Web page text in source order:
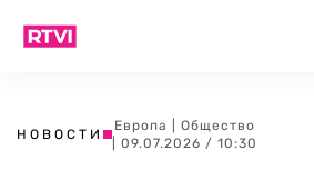
НОВОСТИ
Европа
Общество
| 09.07.2026 / 10:30